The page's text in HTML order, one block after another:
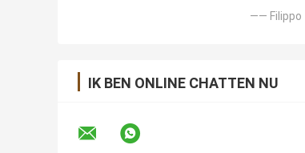
—— Filippo
IK BEN ONLINE CHATTEN NU